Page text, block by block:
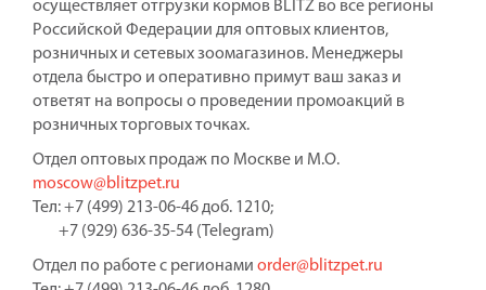
осуществляет отгрузки кормов BLITZ во все регионы
Российской Федерации для оптовых клиентов,
розничных и сетевых зоомагазинов. Менеджеры
отдела быстро и оперативно примут ваш заказ и
ответят на вопросы о проведении промоакций в
розничных торговых точках.
Отдел оптовых продаж по Москве и М.О.
moscow@blitzpet.ru
Тел: +7 (499) 213-06-46 доб. 1210;
+7 (929) 636-35-54 (Telegram)
Отдел по работе с регионами order@blitzpet.ru